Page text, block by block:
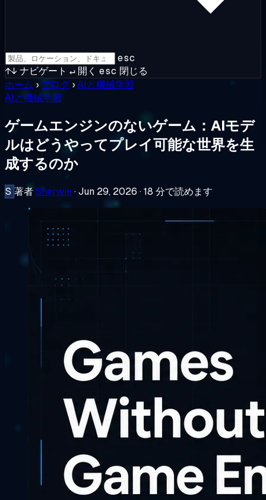
esc
↑↓ ナビゲート ↵ 開く esc 閉じる
ホーム › ブログ ›AIと機械学習
AIと機械学習
ゲームエンジンのないゲーム：AIモデ
ルはどうやってプレイ可能な世界を生
成するのか
S 著者Sherwin ·Jun 29, 2026 ·18 分で読めます